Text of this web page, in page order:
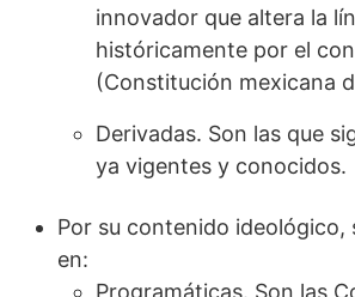
innovador que altera la
históricamente por el
(Constitución mexicana
Derivadas. Son las que
ya vigentes y conocidos.
Por su contenido ideológico,
en:
Programáticas. Son las